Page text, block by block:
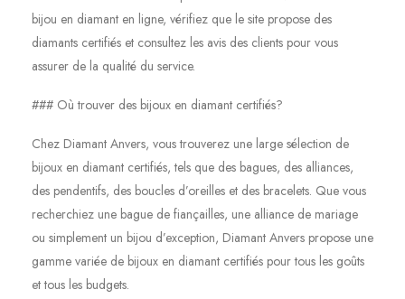
bijou en diamant en ligne, vérifiez que le site propose des
diamants certifiés et consultez les avis des clients pour vous
assurer de la qualité du service.
### Où trouver des bijoux en diamant certifiés?
Chez Diamant Anvers, vous trouverez une large sélection de
bijoux en diamant certifiés, tels que des bagues, des alliances,
des pendentifs, des boucles d’oreilles et des bracelets. Que vous
recherchiez une bague de fiançailles, une alliance de mariage
ou simplement un bijou d’exception, Diamant Anvers propose une
gamme variée de bijoux en diamant certifiés pour tous les goûts
et tous les budgets.